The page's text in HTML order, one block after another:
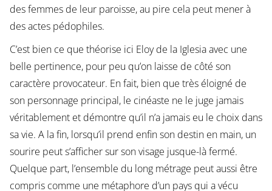
des femmes de leur paroisse, au pire cela peut mener à
des actes pédophiles.
C’est bien ce que théorise ici Eloy de la Iglesia avec une
belle pertinence, pour peu qu’on laisse de côté son
caractère provocateur. En fait, bien que très éloigné de
son personnage principal, le cinéaste ne le juge jamais
véritablement et démontre qu’il n’a jamais eu le choix dans
sa vie. A la fin, lorsqu’il prend enfin son destin en main, un
sourire peut s’afficher sur son visage jusque-là fermé.
Quelque part, l’ensemble du long métrage peut aussi être
compris comme une métaphore d’un pays qui a vécu